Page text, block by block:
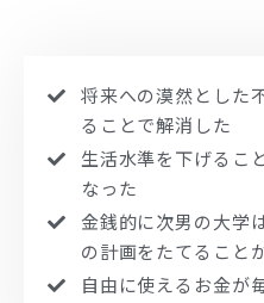
将来への漠然とした
ることで解消した
生活水準を下げるこ
なった
金銭的に次男の大学
の計画をたてること
自由に使えるお金が